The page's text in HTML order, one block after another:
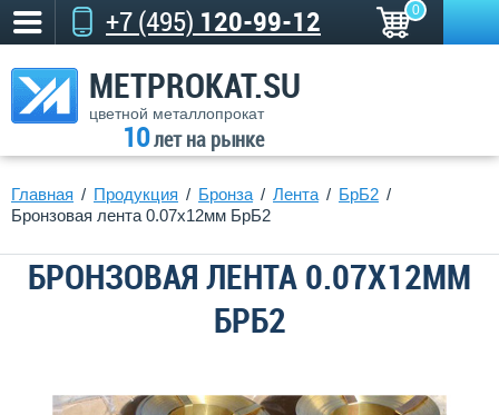
+7 (495) 120-99-12 0
METPROKAT.SU
цветной металлопрокат
10лет на рынке
Главная Продукция Бронза Лента
БрБ2
Бронзовая лента 0.07x12мм БрБ2
БРОНЗОВАЯ ЛЕНТА 0.07X12ММ
БРБ2